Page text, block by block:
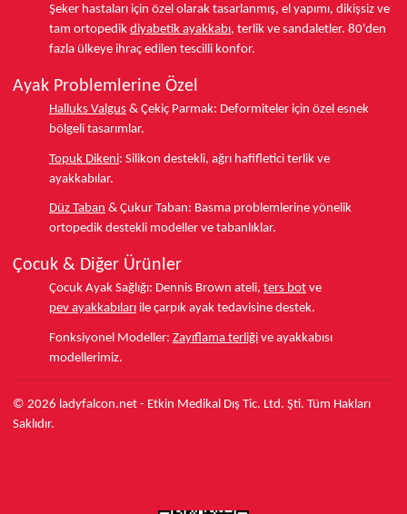
Şeker hastaları için özel olarak tasarlanmış, el yapımı, dikişsiz ve
tam ortopedik diyabetik ayakkabı, terlik ve sandaletler. 80'den
fazla ülkeye ihraç edilen tescilli konfor.
Ayak Problemlerine Özel
Halluks Valgus & Çekiç Parmak: Deformiteler için özel esnek
bölgeli tasarımlar.
Topuk Dikeni: Silikon destekli, ağrı hafifletici terlik ve
ayakkabılar.
Düz Taban & Çukur Taban: Basma problemlerine yönelik
ortopedik destekli modeller ve tabanlıklar.
Çocuk & Diğer Ürünler
Çocuk Ayak Sağlığı: Dennis Brown ateli, ters bot ve
pev ayakkabıları ile çarpık ayak tedavisine destek.
Fonksiyonel Modeller: Zayıflama terliği ve ayakkabısı
modellerimiz.
© 2026 ladyfalcon.net - Etkin Medikal Dış Tic. Ltd. Şti. Tüm Hakları
Saklıdır.